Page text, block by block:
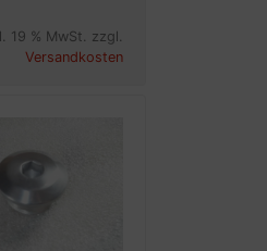
19 % MwSt. zzgl.
Versandkosten